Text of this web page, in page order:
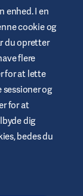
DASH
2017/745.
enhed. I en
cookie og
du opretter
flere
for at lette
og
for at
dig
bedes du